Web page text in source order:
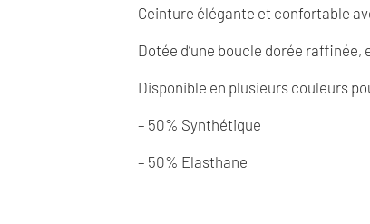
Ceinture élégante et confortable
Dotée d’une boucle dorée
Disponible en plusieurs couleurs
– 50% Synthétique
– 50% Elasthane